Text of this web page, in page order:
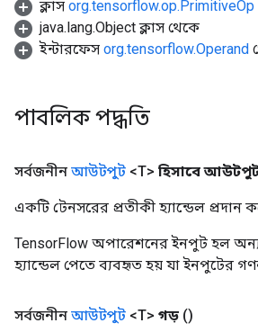
ক্লাস org.tensorflow.op.PrimitiveOp
java.lang.Object ক্লাস থেকে
ইন্টারফেস org.tensorflow.Operand
পাবলিক পদ্ধতি
সর্বজনীন আউটপুট <T> হিসাবে
একটি টেনসরের প্রতীকী হ্যান্ডেল প্রদান
TensorFlow অপারেশনের ইনপুট হল
হ্যান্ডেল পেতে ব্যবহৃত হয় যা ইনপুটের
সর্বজনীন আউটপুট <T> গড় ()